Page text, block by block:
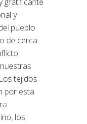
y
pueblo
de cerca
tejidos
por esta
los